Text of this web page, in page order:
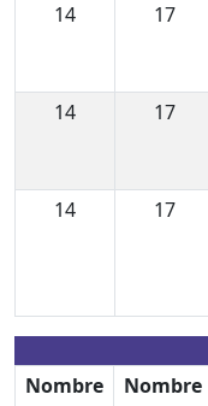
14
17
14
17
14
17
Nombre
Nombre